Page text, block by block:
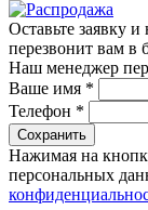
Оставьте заявку
перезвонит вам в
Наш менеджер
Ваше имя *
Телефон *
Сохранить
Нажимая на
персональных